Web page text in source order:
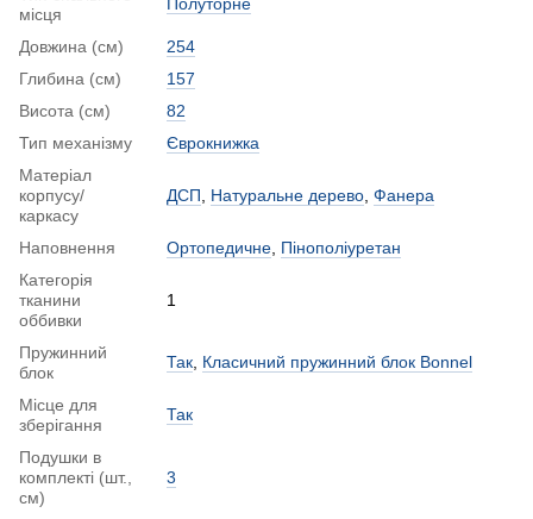
місця
Довжина (см)
254
Глибина (см)
157
Висота (см)
82
Тип механізму
Єврокнижка
Матеріал
корпусу/
каркасу
ДСП Натуральне дерево Фанера
Наповнення Ортопедичне Пінополіуретан
Категорія
тканини
оббивки
1
Пружинний
блок
Так Класичний пружинний блок Bonnel
Місце для
зберігання
Так
Подушки в
комплекті (шт.,
см)
3